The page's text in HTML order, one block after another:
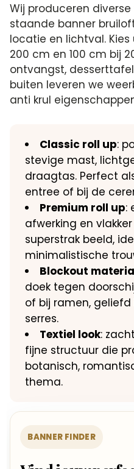
Wij produceren
staande banner
locatie en lichtval.
200 cm en 100 cm bij
ontvangst,
buiten leveren we
anti krul
Classic roll up:
stevige mast,
draagtas. Perfect
entree of bij de
Premium roll up:
afwerking en
superstrak beeld,
minimalistische
Blockout
doek tegen
of bij ramen,
serres.
Textiel look:
fijne structuur die
botanisch,
thema.
BANNER FINDER